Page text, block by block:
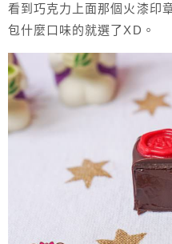
看到巧克力上面那個火漆印
包什麼口味的就選了XD。